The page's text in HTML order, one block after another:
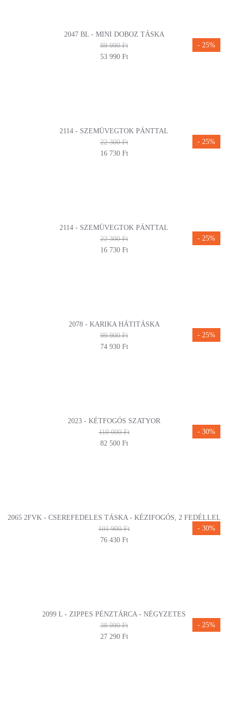
2047 BL - MINI DOBOZ TÁSKA
89 990 Ft
53 990 Ft
2114 - SZEMÜVEGTOK PÁNTTAL
22 300 Ft
16 730 Ft
2114 - SZEMÜVEGTOK PÁNTTAL
22 300 Ft
16 730 Ft
- 25%
2078 - KARIKA HÁTITÁSKA
99 900 Ft
74 930 Ft
- 25%
2023 - KÉTFOGÓS SZATYOR
110 000 Ft
82 500 Ft
- 25%
2065 2FVK - CSEREFEDELES TÁSKA - KÉZIFOGÓS, 2 FEDÉLLEL
101 900 Ft
76 430 Ft
- 25%
2099 L - ZIPPES PÉNZTÁRCA - NÉGYZETES
38 990 Ft
27 290 Ft
- 30%
- 30%
- 25%